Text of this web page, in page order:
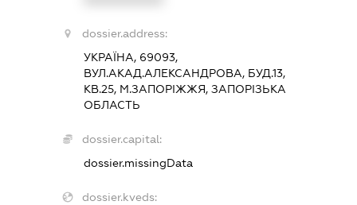
dossier.address:
УКРАЇНА, 69093,
ВУЛ.АКАД.АЛЕКСАНДРОВА, БУД.13,
КВ.25, М.ЗАПОРІЖЖЯ, ЗАПОРІЗЬКА
ОБЛАСТЬ
dossier.capital:
dossier.missingData
dossier.kveds: